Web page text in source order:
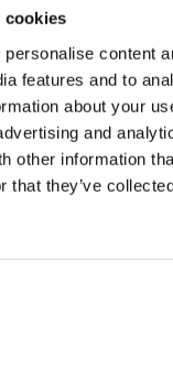
cookies
content
features and to
about your
and
other information
that they’ve